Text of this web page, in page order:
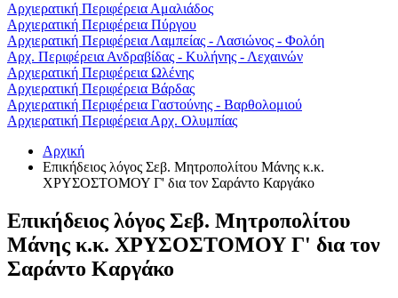
Αρχιερατική Περιφέρεια Αμαλιάδος
Αρχιερατική Περιφέρεια Πύργου
Αρχιερατική Περιφέρεια Λαμπείας - Λασιώνος - Φολόη
Αρχ. Περιφέρεια Ανδραβίδας - Κυλήνης - Λεχαινών
Αρχιερατική Περιφέρεια Ωλένης
Αρχιερατική Περιφέρεια Βάρδας
Αρχιερατική Περιφέρεια Γαστούνης - Βαρθολομιού
Αρχιερατική Περιφέρεια Αρχ. Ολυμπίας
Αρχική
Επικήδειος λόγος Σεβ. Μητροπολίτου Μάνης κ.κ.
ΧΡΥΣΟΣΤΟΜΟΥ Γ' δια τον Σαράντο Καργάκο
Επικήδειος λόγος Σεβ. Μητροπολίτου
Μάνης κ.κ. ΧΡΥΣΟΣΤΟΜΟΥ Γ' δια τον
Σαράντο Καργάκο